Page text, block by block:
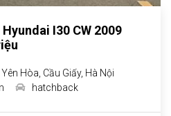
I30 CW 2009
Hòa, Cầu Giấy, Hà Nội
hatchback